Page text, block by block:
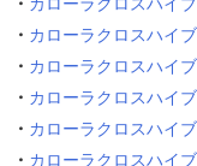
カローラクロスハイ
カローラクロスハイ
カローラクロスハイ
カローラクロスハイ
カローラクロスハイ